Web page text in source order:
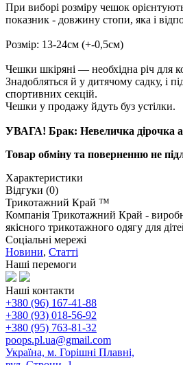
При виборі розміру чешок
показник - довжину стопи, яка і
Розмір: 13-24см (+-0,5см)
Чешки шкіряні — необхідна річ для
Знадобляться й у дитячому садку, і
спортивних секцій.
Чешки у продажу йдуть буз устілки.
УВАГА! Брак: Невеличка дірочка
Товар обміну та поверненню не
Характеристики
Відгуки (0)
Трикотажний Край ™
Компанія Трикотажний Край -
якісного трикотажного одягу для
Соціальні мережі
Новини, Статті
Наші перемоги
Наші контакти
+380 (96) 167-41-88
+380 (93) 018-56-92
+380 (95) 763-81-32
poops.pl.ua@gmail.com
Україна, м. Горішні Плавні,